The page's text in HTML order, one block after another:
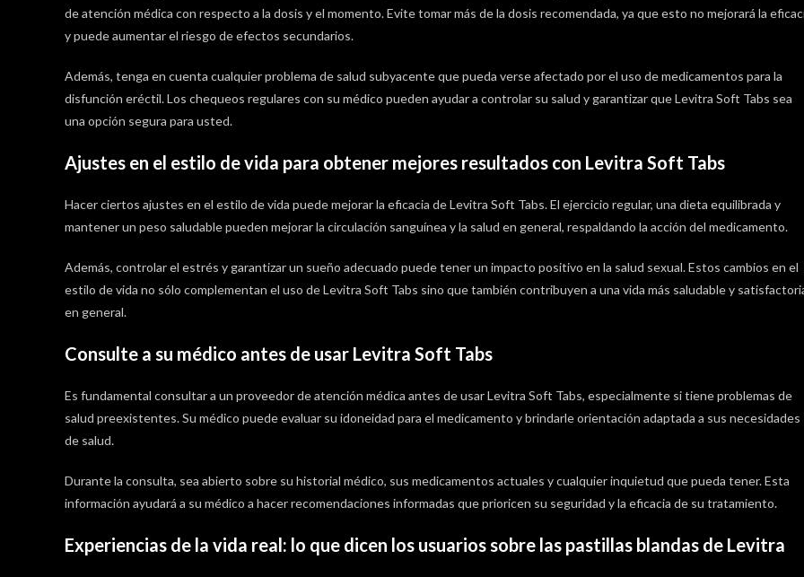
de atención médica con respecto a la dosis y el momento. Evite tomar más de la dosis recomendada, ya que esto no mejorará la
y puede aumentar el riesgo de efectos secundarios.
Además, tenga en cuenta cualquier problema de salud subyacente que pueda verse afectado por el uso de medicamentos para la
disfunción eréctil. Los chequeos regulares con su médico pueden ayudar a controlar su salud y garantizar que Levitra Soft Tabs sea
una opción segura para usted.
Ajustes en el estilo de vida para obtener mejores resultados con Levitra Soft Tabs
Hacer ciertos ajustes en el estilo de vida puede mejorar la eficacia de Levitra Soft Tabs. El ejercicio regular, una dieta equilibrada y
mantener un peso saludable pueden mejorar la circulación sanguínea y la salud en general, respaldando la acción del medicamento.
Además, controlar el estrés y garantizar un sueño adecuado puede tener un impacto positivo en la salud sexual. Estos cambios en el
estilo de vida no sólo complementan el uso de Levitra Soft Tabs sino que también contribuyen a una vida más saludable y
en general.
Consulte a su médico antes de usar Levitra Soft Tabs
Es fundamental consultar a un proveedor de atención médica antes de usar Levitra Soft Tabs, especialmente si tiene problemas de
salud preexistentes. Su médico puede evaluar su idoneidad para el medicamento y brindarle orientación adaptada a sus necesidades
de salud.
Durante la consulta, sea abierto sobre su historial médico, sus medicamentos actuales y cualquier inquietud que pueda tener. Esta
información ayudará a su médico a hacer recomendaciones informadas que prioricen su seguridad y la eficacia de su tratamiento.
Experiencias de la vida real: lo que dicen los usuarios sobre las pastillas blandas de Levitra